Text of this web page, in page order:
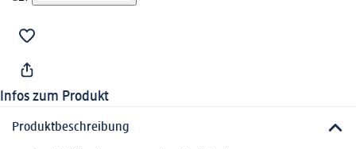
Infos zum Produkt
Produktbeschreibung